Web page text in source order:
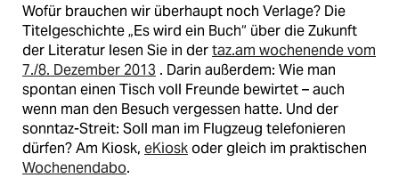
Wofür brauchen wir überhaupt noch Verlage? Die
Titelgeschichte „Es wird ein Buch“ über die Zukunft
der Literatur lesen Sie in dertaz.am wochenende vom
7./8. Dezember 2013 . Darin außerdem: Wie man
spontan einen Tisch voll Freunde bewirtet – auch
wenn man den Besuch vergessen hatte. Und der
sonntaz-Streit: Soll man im Flugzeug telefonieren
dürfen? Am Kiosk, eKioskoder gleich im praktischen
Wochenendabo.